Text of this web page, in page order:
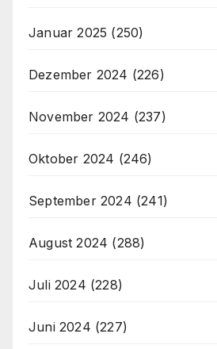
Januar 2025 (250)
Dezember 2024 (226)
November 2024 (237)
Oktober 2024 (246)
September 2024 (241)
August 2024 (288)
Juli 2024 (228)
Juni 2024 (227)